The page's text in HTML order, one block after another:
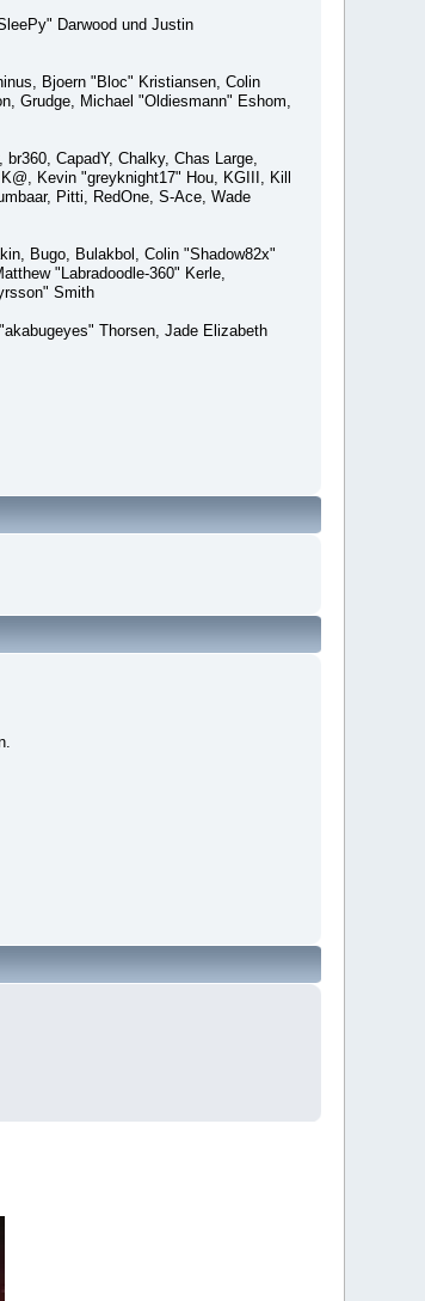
Darwood und Justin
Bjoern "Bloc" Kristiansen, Colin
Grudge, Michael "Oldiesmann" Eshom,
CapadY, Chalky, Chas Large,
Kevin "greyknight17" Hou, KGIII, Kill
Pitti, RedOne, S-Ace, Wade
Bugo, Bulakbol, Colin "Shadow82x"
"Labradoodle-360" Kerle,
Smith
Thorsen, Jade Elizabeth